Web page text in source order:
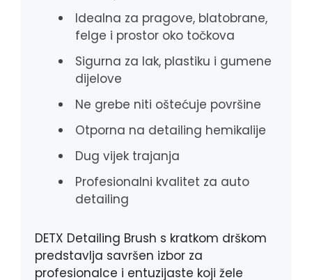
Idealna za pragove, blatobrane,
felge i prostor oko točkova
Sigurna za lak, plastiku i gumene
dijelove
Ne grebe niti oštećuje površine
Otporna na detailing hemikalije
Dug vijek trajanja
Profesionalni kvalitet za auto
detailing
DETX Detailing Brush s kratkom drškom
predstavlja savršen izbor za
profesionalce i entuzijaste koji žele